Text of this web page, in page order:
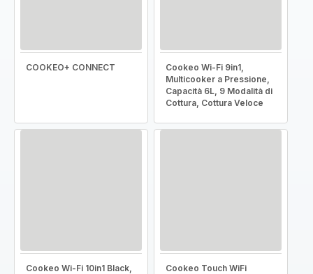
COOKEO+ CONNECT
Cookeo Wi-Fi 9in1,
Multicooker a Pressione,
Capacità 6L, 9 Modalità di
Cottura, Cottura Veloce
Cookeo Wi-Fi 10in1 Black,
Cookeo Touch WiFi